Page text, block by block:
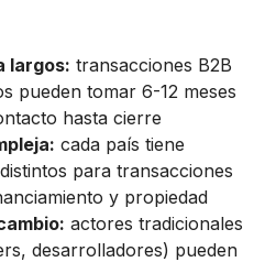
largos: transacciones B2B
pueden tomar 6-12 meses
hasta cierre
cada país tiene
para transacciones
y propiedad
actores tradicionales
desarrolladores) pueden